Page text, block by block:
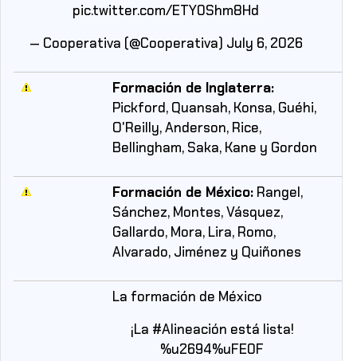
pic.twitter.com/ETY0Shm8Hd
— Cooperativa (@Cooperativa) July 6, 2026
Formación de Inglaterra:
Pickford, Quansah, Konsa, Guéhi,
O'Reilly, Anderson, Rice,
Bellingham, Saka, Kane y Gordon
Formación de México:Rangel,
Sánchez, Montes, Vásquez,
Gallardo, Mora, Lira, Romo,
Alvarado, Jiménez y Quiñones
La formación de México
¡La #Alineación está lista!
%u2694%uFE0F